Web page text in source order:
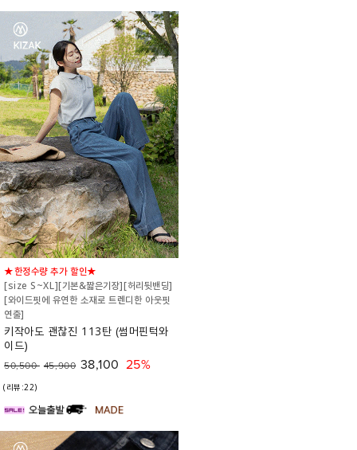
★한정수량 추가 할인★
[size S~XL][기본&짧은기장][허리뒷밴딩]
[와이드핏에 유연한 소재로 트렌디한 아웃핏
연출]
키작아도 괜찮진 113탄 (썸머핀턱와
이드)
50,500 45,900 38,100 25%
(리뷰:22)